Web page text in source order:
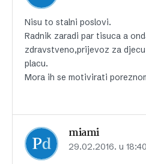
Nisu to stalni poslovi.
Radnik zaradi par tisuca a
zdravstveno,prijevoz za
placu.
Mora ih se motivirati
miami
29.02.2016. u 18:40